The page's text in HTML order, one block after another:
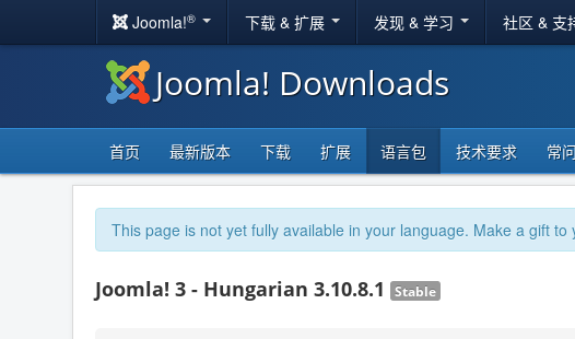
Joomla!® 下载 & 扩展 发现 & 学习 社区 & 支
Joomla! Downloads
首页 最新版本 下载 扩展 语言包 技术要求 常
This page is not yet fully available in your language. Make a gift
Joomla! 3 - Hungarian 3.10.8.1 Stable